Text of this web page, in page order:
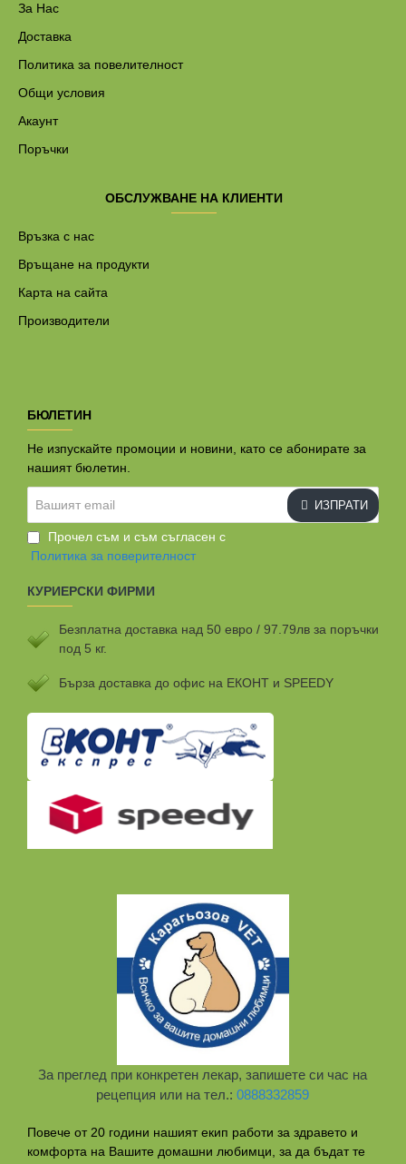
За Нас
Доставка
Политика за повелителност
Общи условия
Акаунт
Поръчки
ОБСЛУЖВАНЕ НА КЛИЕНТИ
Връзка с нас
Връщане на продукти
Карта на сайта
Производители
БЮЛЕТИН
Не изпускайте промоции и новини, като се абонирате за
нашият бюлетин.
email
ИЗПРАТИ
Прочел съм и съм съгласен с
Политика за поверителност
КУРИЕРСКИ ФИРМИ
Безплатна доставка над 50 евро / 97.79лв за поръчки
под 5 кг.
Бързa доставка до офис на ЕКОНТ и SPEEDY
За преглед при конкретен лекар, запишете си час на
рецепция или на тел.:0888332859
Повече от 20 години нашият екип работи за здравето и
комфорта на Вашите домашни любимци, за да бъдат те